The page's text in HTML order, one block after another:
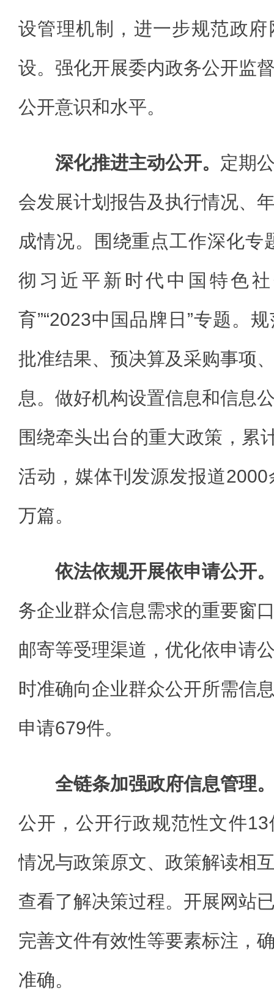
设管理机制，进一步规范政
设。强化开展委内政务公开监
公开意识和水平。
深化推进主动公开。 定期
会发展计划报告及执行情况、
成情况。围绕重点工作深化专
彻习近平新时代中国特色
育”“2023中国品牌日”专题。
批准结果、预决算及采购事项
息。做好机构设置信息和信息
围绕牵头出台的重大政策，累
活动，媒体刊发源发报道
万篇。
依法依规开展依申请公开
务企业群众信息需求的重要窗
邮寄等受理渠道，优化依申请
时准确向企业群众公开所需信
申请679件。
全链条加强政府信息管理
公开，公开行政规范性文件
情况与政策原文、政策解读相
查看了解决策过程。开展网站
完善文件有效性等要素标注，
准确。